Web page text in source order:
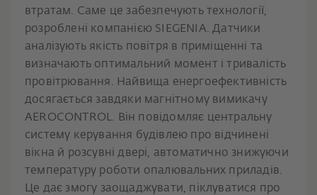
втратам. Саме це забезпечують технології,
розроблені компанією SIEGENIA. Датчики
аналізують якість повітря в приміщенні та
визначають оптимальний момент і тривалість
провітрювання. Найвища енергоефективність
досягається завдяки магнітному вимикачу
AEROCONTROL. Він повідомляє центральну
систему керування будівлею про відчинені
вікна й розсувні двері, автоматично знижуючи
температуру роботи опалювальних приладів.
Це дає змогу заощаджувати, піклуватися про